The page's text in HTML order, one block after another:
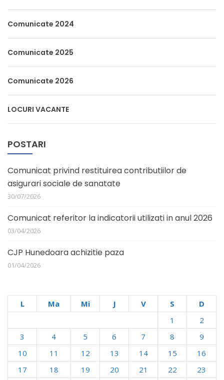
Comunicate 2024
Comunicate 2025
Comunicate 2026
LOCURI VACANTE
POSTARI
Comunicat privind restituirea contributiilor de
asigurari sociale de sanatate
30/07/2026
Comunicat referitor la indicatorii utilizati in anul 2026
03/04/2026
CJP Hunedoara achizitie paza
01/04/2026
L Ma Mi J V S
D
1
2
3
4 5 6 7 8
9
10
11 12 13 14 15
16
17
18 19 20 21 22
23